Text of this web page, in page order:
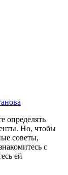
определять
Но, чтобы
советы,
с
ей